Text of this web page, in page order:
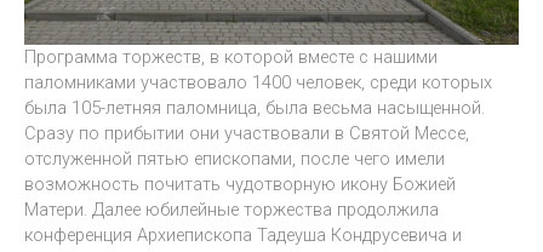
Программа торжеств, в которой вместе с нашими
паломниками участвовало 1400 человек, среди которых
была 105-летняя паломница, была весьма насыщенной.
Сразу по прибытии они участвовали в Святой Мессе,
отслуженной пятью епископами, после чего имели
возможность почитать чудотворную икону Божией
Матери. Далее юбилейные торжества продолжила
конференция Архиепископа Тадеуша Кондрусевича и